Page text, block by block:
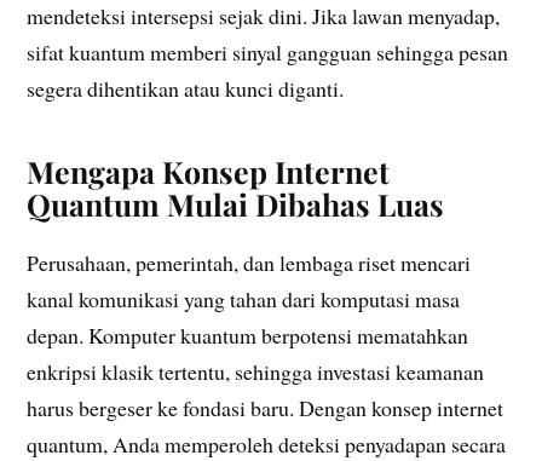
mendeteksi intersepsi sejak dini. Jika lawan menyadap,
sifat kuantum memberi sinyal gangguan sehingga pesan
segera dihentikan atau kunci diganti.
Mengapa Konsep Internet
Quantum Mulai Dibahas Luas
Perusahaan, pemerintah, dan lembaga riset mencari
kanal komunikasi yang tahan dari komputasi masa
depan. Komputer kuantum berpotensi mematahkan
enkripsi klasik tertentu, sehingga investasi keamanan
harus bergeser ke fondasi baru. Dengan konsep internet
quantum, Anda memperoleh deteksi penyadapan secara